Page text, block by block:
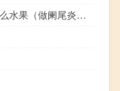
做阑尾炎手术后吃什么水果（做阑尾炎手术后吃什么）